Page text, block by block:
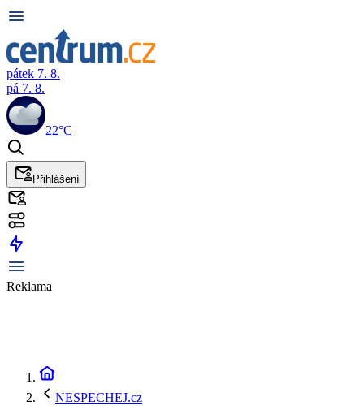
pátek 7. 8.
pá 7. 8.
22°C
Přihlášení
Reklama
NESPECHEJ.cz